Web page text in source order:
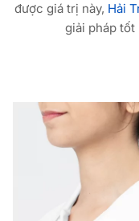
được giá trị này, Hải
giải pháp tốt